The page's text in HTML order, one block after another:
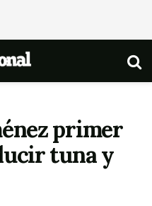
primer
tuna y